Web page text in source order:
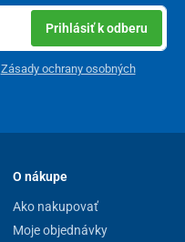
Prihlásiť k odberu
Zásady ochrany osobných
O nákupe
Ako nakupovať
Moje objednávky